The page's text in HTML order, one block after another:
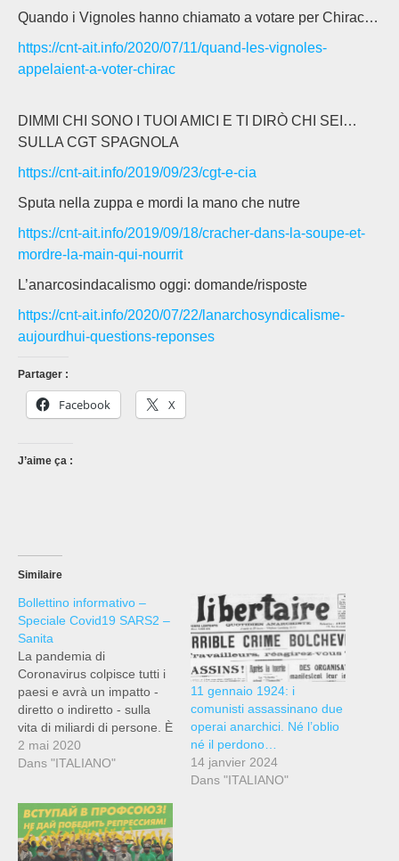
Quando i Vignoles hanno chiamato a votare per Chirac…
https://cnt-ait.info/2020/07/11/quand-les-vignoles-
appelaient-a-voter-chirac
DIMMI CHI SONO I TUOI AMICI E TI DIRÒ CHI SEI…
SULLA CGT SPAGNOLA
https://cnt-ait.info/2019/09/23/cgt-e-cia
Sputa nella zuppa e mordi la mano che nutre
https://cnt-ait.info/2019/09/18/cracher-dans-la-soupe-et-
mordre-la-main-qui-nourrit
L’anarcosindacalismo oggi: domande/risposte
https://cnt-ait.info/2020/07/22/lanarchosyndicalisme-
aujourdhui-questions-reponses
Partager :
Facebook X
J’aime ça :
Similaire
Bollettino informativo –
Speciale Covid19 SARS2 –
Sanita
La pandemia di
Coronavirus colpisce tutti i
paesi e avrà un impatto -
diretto o indiretto - sulla
vita di miliardi di persone. È
importante nonostante le
crisi che stiamo
critica, per cercare di
capire come siamo entrati
in questa situazione, come
2 mai 2020
Dans "ITALIANO"
11 gennaio 1924: i
comunisti assassinano due
operai anarchici. Né l’oblio
né il perdono…
14 janvier 2024
Dans "ITALIANO"